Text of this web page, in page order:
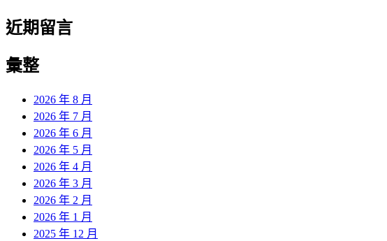
近期留言
彙整
2026 年 8 月
2026 年 7 月
2026 年 6 月
2026 年 5 月
2026 年 4 月
2026 年 3 月
2026 年 2 月
2026 年 1 月
2025 年 12 月